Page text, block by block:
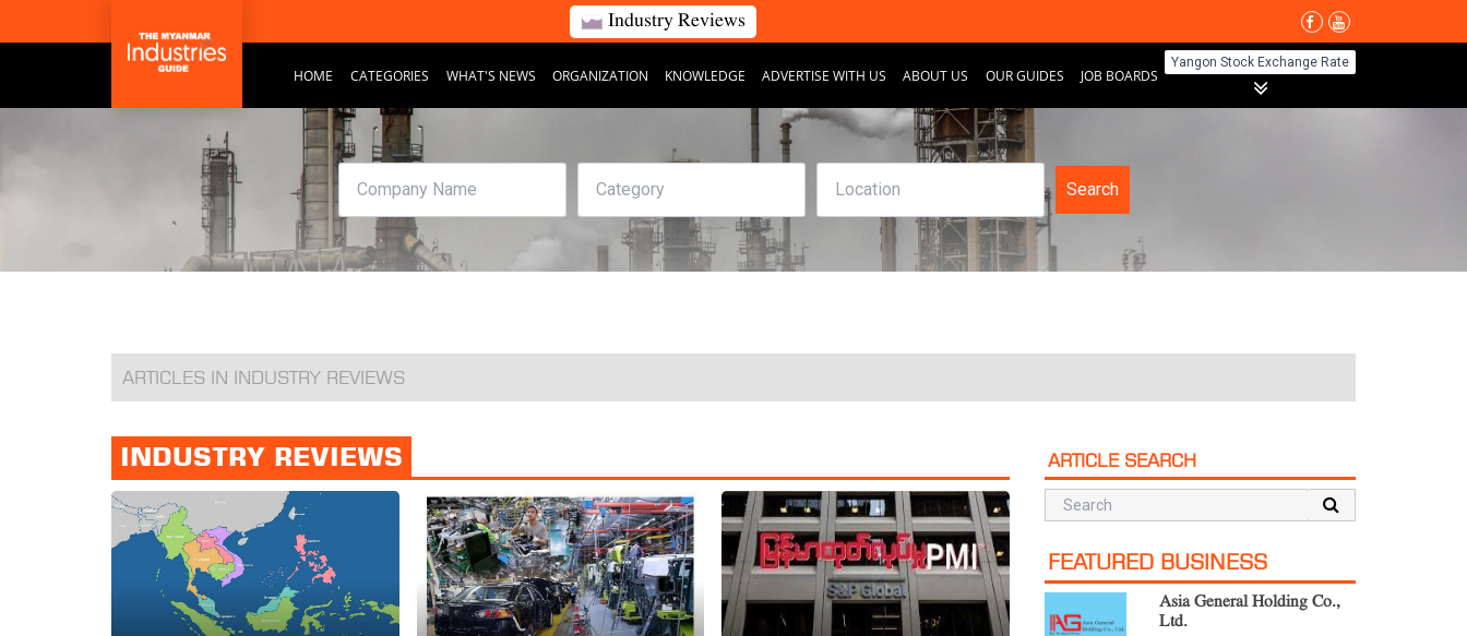
Industry Reviews
HOME CATEGORIES WHAT'S NEWS ORGANIZATION KNOWLEDGE ADVERTISE WITH US ABOUT US OUR GUIDES JOB BOARDS
Yangon Stock Exchange Rate
Search
ARTICLES IN INDUSTRY REVIEWS
INDUSTRY REVIEWS ARTICLE SEARCH
FEATURED BUSINESS
Asia General Holding Co.,
Ltd.